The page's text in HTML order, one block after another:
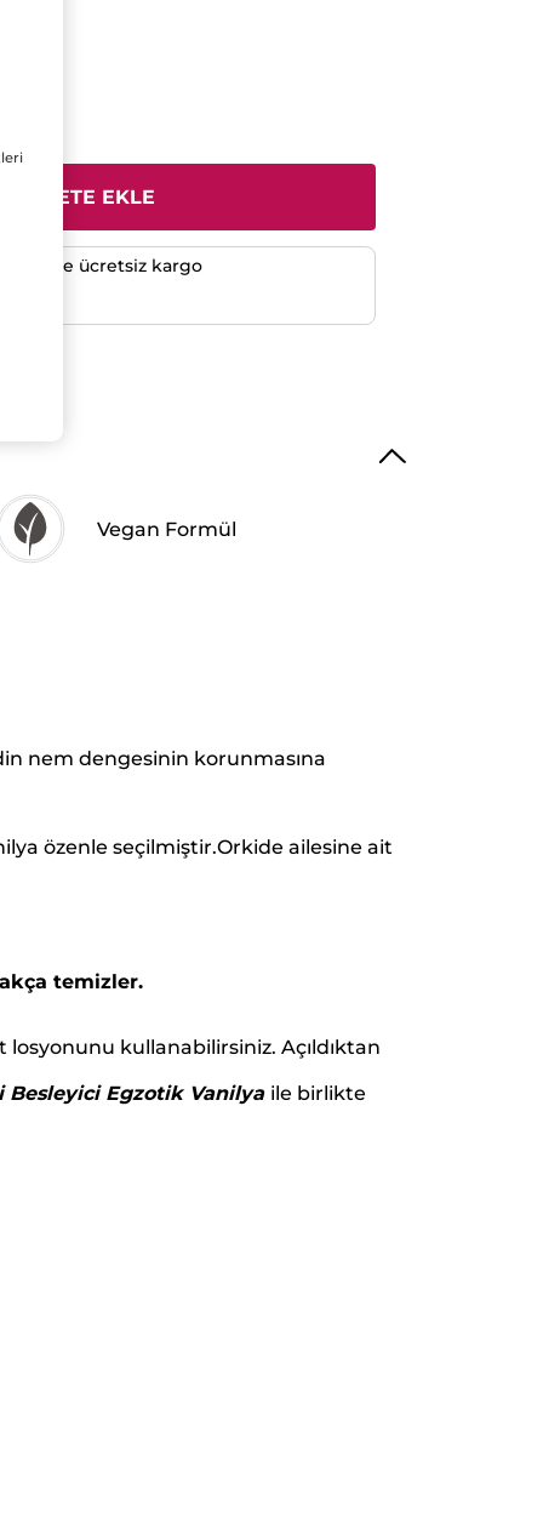
SEPETE EKLE
ücretsiz kargo
Vegan Formül
nem dengesinin korunmasına
özenle seçilmiştir.Orkide ailesine ait
temizler.
kullanabilirsiniz. Açıldıktan
Besleyici Egzotik Vanilya ile birlikte